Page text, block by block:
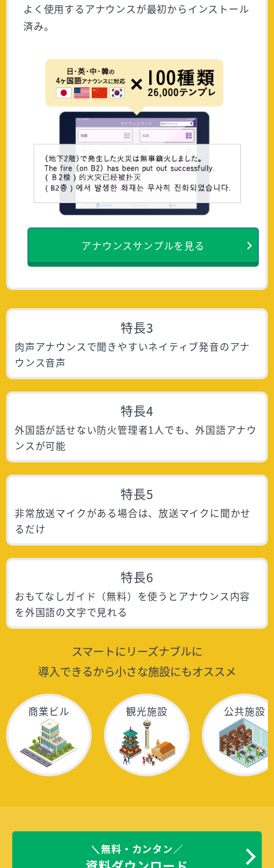
よく使用するアナウンスが最初からインストール
済み。
アナウンスサンプルを見る
特長3
肉声アナウンスで聞きやすいネイティブ発音のアナ
ウンス音声
特長4
外国語が話せない防火管理者1人でも、外国語アナウ
ンスが可能
特長5
非常放送マイクがある場合は、放送マイクに聞かせ
るだけ
特長6
おもてなしガイド（無料）を使うとアナウンス内容
を外国語の文字で見れる
スマートにリーズナブルに
導入できるから小さな施設にもオススメ
商業ビル 観光施設 公共施設
＼無料・カンタン／